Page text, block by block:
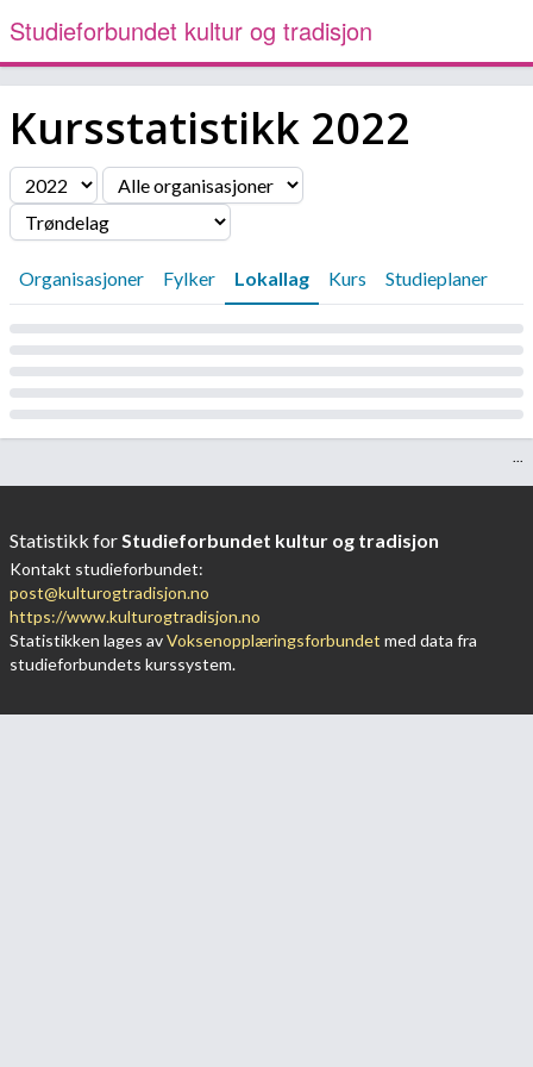
Studieforbundet kultur og tradisjon
Kursstatistikk 2022
Filter
Organisasjoner Fylker Lokallag Kurs Studieplaner
...
Statistikk forStudieforbundet kultur og tradisjon
Kontakt studieforbundet:
post@kulturogtradisjon.no
https://www.kulturogtradisjon.no
Statistikken lages avVoksenopplæringsforbundet med data fra
studieforbundets kurssystem.